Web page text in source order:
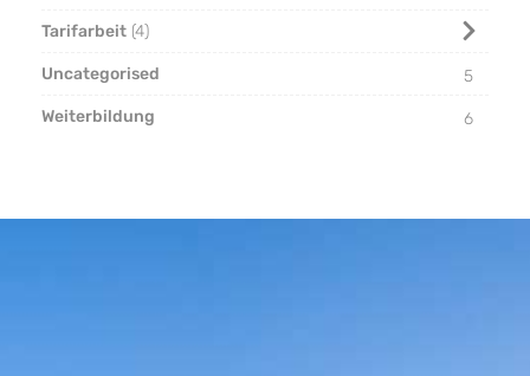
Tarifarbeit 4
Uncategorised
5
Weiterbildung
6